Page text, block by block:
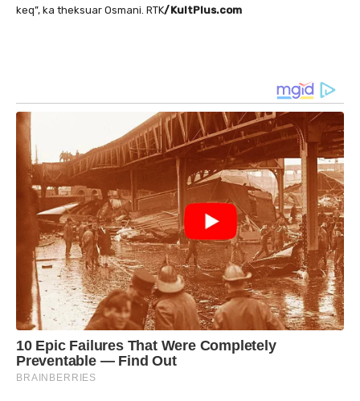
keq”, ka theksuar Osmani. RTK/KultPlus.com